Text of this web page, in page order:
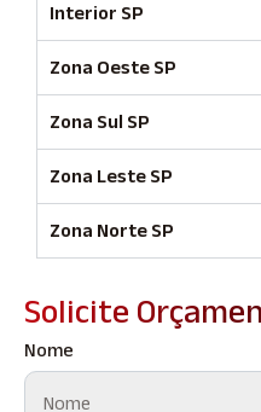
Interior SP
Zona Oeste SP
Zona Sul SP
Zona Leste SP
Zona Norte SP
Solicite
Nome